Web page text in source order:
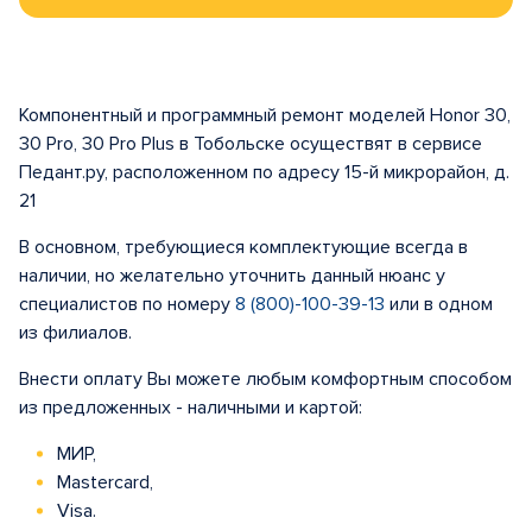
Компонентный и программный ремонт моделей Honor 30,
30 Pro, 30 Pro Plus в Тобольске осуществят в сервисе
Педант.ру, расположенном по адресу 15-й микрорайон, д.
21
В основном, требующиеся комплектующие всегда в
наличии, но желательно уточнить данный нюанс у
специалистов по номеру 8 (800)-100-39-13 или в одном
из филиалов.
Внести оплату Вы можете любым комфортным способом
из предложенных - наличными и картой:
МИР,
Mastercard,
Visa.